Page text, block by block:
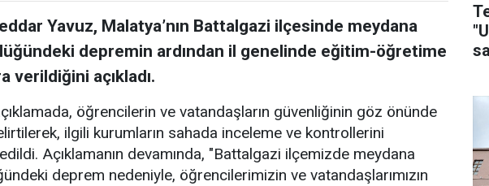
Yavuz, Malatya’nın Battalgazi ilçesinde meydana
depremin ardından il genelinde eğitim-öğretime
verildiğini açıkladı.
öğrencilerin ve vatandaşların güvenliğinin göz önünde
ilgili kurumların sahada inceleme ve kontrollerini
Açıklamanın devamında, "Battalgazi ilçemizde meydana
deprem nedeniyle, öğrencilerimizin ve vatandaşlarımızın